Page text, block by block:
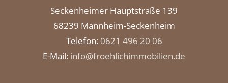
Seckenheimer Hauptstraße 139
68239 Mannheim-Seckenheim
Telefon: 0621 496 20 06
E-Mail: info@froehlichimmobilien.de